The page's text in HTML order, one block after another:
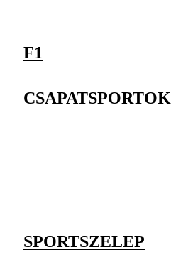
F1
CSAPATSPORTOK
SPORTSZELEP